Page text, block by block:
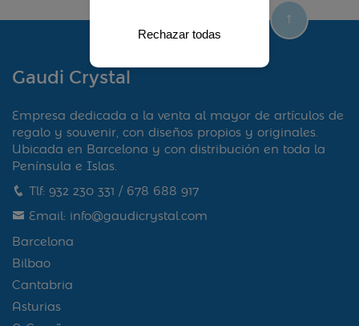
Gaudi Crystal
Empresa dedicada a la venta al mayor de artículos de
regalo y souvenir, con diseños propios y originales.
Ubicada en Barcelona y con distribución en toda la
Península e Islas.
Tlf: 932 230 331 / 678 688 917
Email: info@gaudicrystal.com
Barcelona
Bilbao
Cantabria
Asturias
Rechazar todas